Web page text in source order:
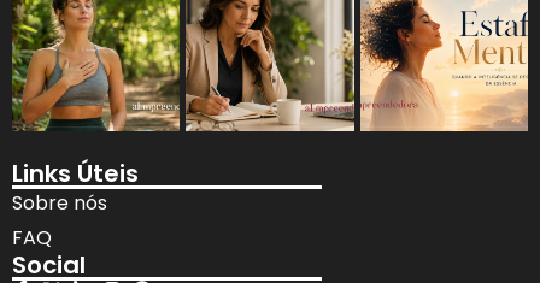
Links Úteis
Sobre nós
FAQ
Social